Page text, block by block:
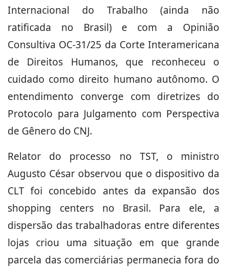
Internacional do Trabalho (ainda não
ratificada no Brasil) e com a Opinião
Consultiva OC-31/25 da Corte Interamericana
de Direitos Humanos, que reconheceu o
cuidado como direito humano autônomo. O
entendimento converge com diretrizes do
Protocolo para Julgamento com Perspectiva
de Gênero do CNJ.
Relator do processo no TST, o ministro
Augusto César observou que o dispositivo da
CLT foi concebido antes da expansão dos
shopping centers no Brasil. Para ele, a
dispersão das trabalhadoras entre diferentes
lojas criou uma situação em que grande
parcela das comerciárias permanecia fora do